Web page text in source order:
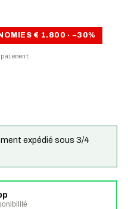
€ 1.800 · −30%
expédié sous 3/4